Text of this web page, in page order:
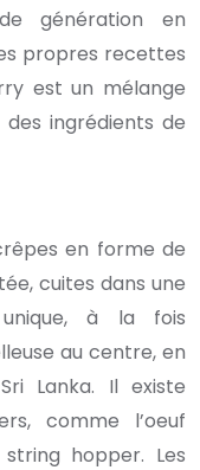
génération en
propres recettes
est un mélange
ingrédients de
en forme de
cuites dans une
à la fois
au centre, en
Lanka. Il existe
comme l’oeuf
hopper. Les